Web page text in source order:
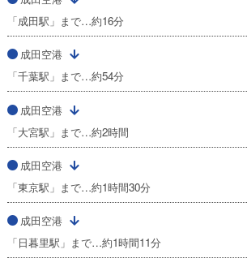
「成田駅」まで…約16分
成田空港
「千葉駅」まで…約54分
成田空港
「大宮駅」まで…約2時間
成田空港
「東京駅」まで…約1時間30分
成田空港
「日暮里駅」まで…約1時間11分